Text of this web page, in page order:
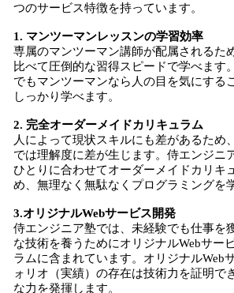
つのサービス特徴を持っています。
1. マンツーマンレッスンの学習効率
専属のマンツーマン講師が配属されるた
比べて圧倒的な習得スピードで学べます
でもマンツーマンなら人の目を気にする
しっかり学べます。
2. 完全オーダーメイドカリキュラム
人によって現状スキルにも差があるため
では理解度に差が生じます。侍エンジニ
ひとりに合わせてオーダーメイドカリキ
め、無理なく無駄なくプログラミングを
3.オリジナルWebサービス開発
侍エンジニア塾では、未経験でも仕事を
な技術を養うためにオリジナルWebサー
ラムに含まれています。オリジナルWeb
ォリオ（実績）の存在は技術力を証明で
な力を発揮します。